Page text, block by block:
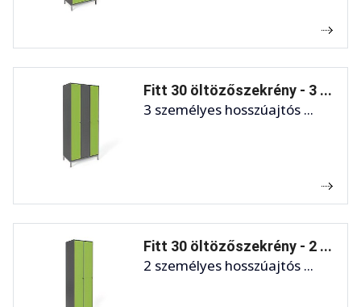
Fitt 30 öltözőszekrény - 3 ...
3 személyes hosszúajtós ...
Fitt 30 öltözőszekrény - 2 ...
2 személyes hosszúajtós ...